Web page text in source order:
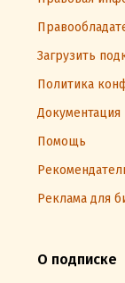
Загрузить
Политика
Документация
Помощь
Реклама для
О подписке